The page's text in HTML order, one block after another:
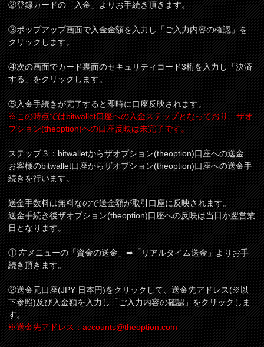
②登録カードの「入金」よりお手続き頂きます。
③ポップアップ画面で入金金額を入力し「ご入力内容の確認」を
クリックします。
④次の画面でカード裏面のセキュリティコード3桁を入力し「決済
する」をクリックします。
⑤入金手続きが完了すると即時に口座反映されます。
※この時点ではbitwallet口座への入金ステップとなっており、ザオ
プション(theoption)への口座反映は未完了です。
ステップ３：bitwalletからザオプション(theoption)口座への送金
お客様のbitwallet口座からザオプション(theoption)口座への送金手
続きを行います。
送金手数料は無料なので送金額が取引口座に反映されます。
送金手続き後ザオプション(theoption)口座への反映は当日か翌営業
日となります。
① 左メニューの「資金の送金」➡「リアルタイム送金」よりお手
続き頂きます。
②送金元口座(JPY 日本円)をクリックして、送金先アドレス(※以
下参照)及び入金額を入力し「ご入力内容の確認」をクリックしま
す。
※送金先アドレス：accounts@theoption.com